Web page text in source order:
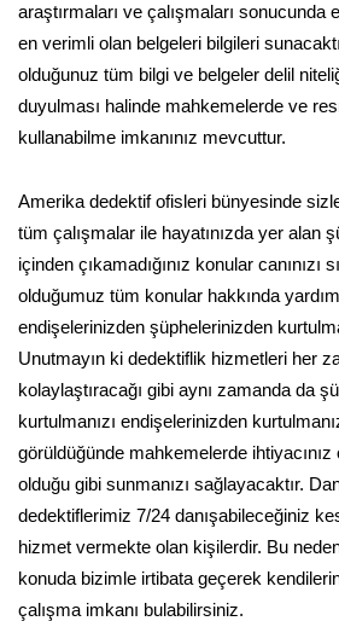
araştırmaları ve çalışmaları sonucunda
en verimli olan belgeleri bilgileri
olduğunuz tüm bilgi ve belgeler delil
duyulması halinde mahkemelerde ve
kullanabilme imkanınız mevcuttur.
Amerika dedektif ofisleri bünyesinde
tüm çalışmalar ile hayatınızda yer alan
içinden çıkamadığınız konular canınızı
olduğumuz tüm konular hakkında
endişelerinizden şüphelerinizden
Unutmayın ki dedektiflik hizmetleri her
kolaylaştıracağı gibi aynı zamanda da
kurtulmanızı endişelerinizden
görüldüğünde mahkemelerde
olduğu gibi sunmanızı sağlayacaktır.
dedektiflerimiz 7/24 danışabileceğiniz
hizmet vermekte olan kişilerdir. Bu
konuda bizimle irtibata geçerek
çalışma imkanı bulabilirsiniz.